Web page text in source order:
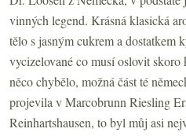
vinných legend. Krásná klasická
tělo s jasným cukrem a dostatkem
vycizelované co musí oslovit
něco chybělo, možná část té
projevila v Marcobrunn Riesling
Reinhartshausen, to byl můj asi